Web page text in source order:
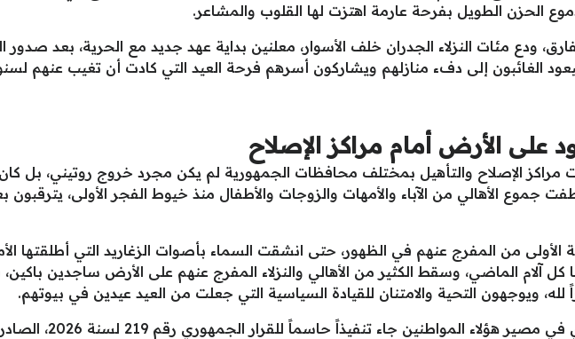
الحزن الطويل بفرحة عارمة اهتزت لها القلوب والمشاعر.
ودع مئات النزلاء الجدران خلف الأسوار، معلنين بداية عهد جديد مع الحرية، بعد صدور
ليعود الغائبون إلى دفء منازلهم ويشاركون أسرهم فرحة العيد التي كادت أن تغيب عنهم
على الأرض أمام مراكز الإصلاح
مراكز الإصلاح والتأهيل بمختلف محافظات الجمهورية لم يكن مجرد خروج روتيني، بل
جموع الأهالي من الآباء والأمهات والزوجات والأطفال منذ خيوط الفجر الأولى، يترقبون
الأولى من المفرج عنهم في الظهور، حتى انشقت السماء بأصوات الزغاريد التي أطلقتها
آلام الماضي، وسقط الكثير من الأهالي والنزلاء المفرج عنهم على الأرض ساجدين
ويوجهون التحية والامتنان للقيادة السياسية التي جعلت من العيد عيدين في بيوتهم.
هذا التحول الجذري في